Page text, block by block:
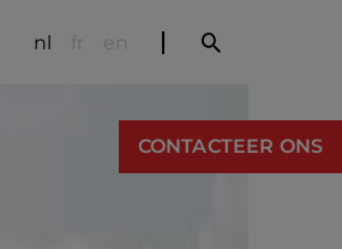
nl fr en
CONTACTEER ONS